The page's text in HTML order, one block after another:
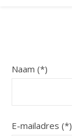
Naam (*)
E-mailadres (*)